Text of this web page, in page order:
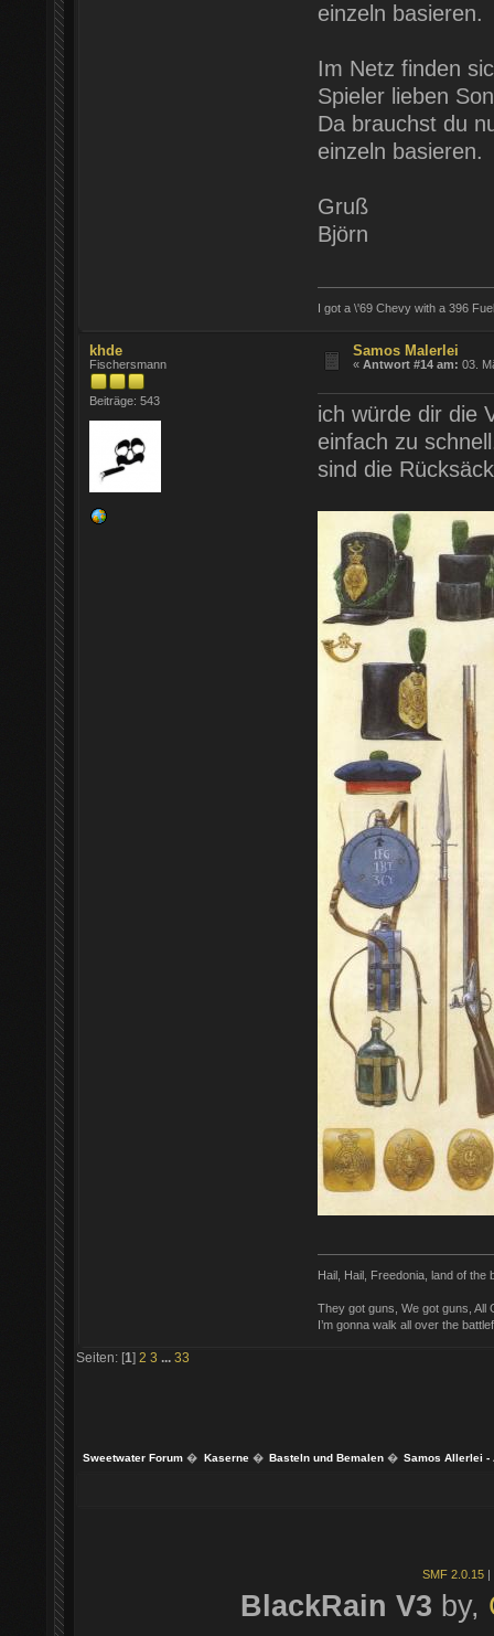
einzeln basieren.
Im Netz finden
Spieler lieben
Da brauchst du
einzeln basieren.
Gruß
Björn
I got a \'69 Chevy with a 396
khde
Fischersmann
Beiträge: 543
Samos Malerlei
«Antwort #14 am: 03.
ich würde dir die
einfach zu
sind die
Hail, Hail, Freedonia, land of the
They got guns, We got guns, All
I’m gonna walk all over the
Seiten: [1] 2 3 ... 33
Sweetwater Forum � Kaserne� Basteln und Bemalen� Samos Allerlei -
SMF 2.0.15 |
BlackRain V3 by,